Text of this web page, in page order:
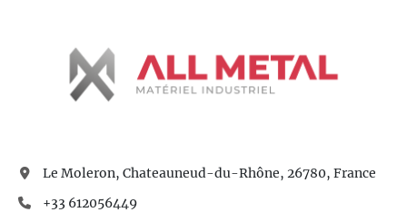
Le Moleron, Chateauneud-du-Rhône, 26780, France
+33 612056449